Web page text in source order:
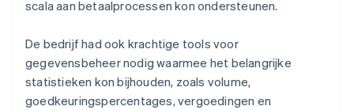
scala aan betaalprocessen kon ondersteunen.
De bedrijf had ook krachtige tools voor
gegevensbeheer nodig waarmee het belangrijke
statistieken kon bijhouden, zoals volume,
goedkeuringspercentages, vergoedingen en